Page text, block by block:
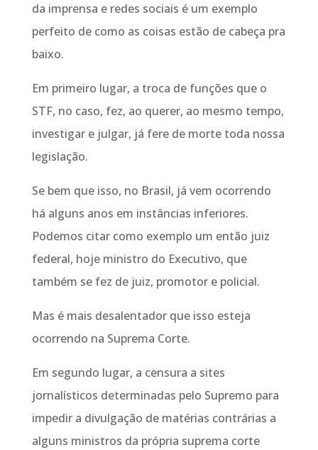
da imprensa e redes sociais é um exemplo
perfeito de como as coisas estão de cabeça pra
baixo.
Em primeiro lugar, a troca de funções que o
STF, no caso, fez, ao querer, ao mesmo tempo,
investigar e julgar, já fere de morte toda nossa
legislação.
Se bem que isso, no Brasil, já vem ocorrendo
há alguns anos em instâncias inferiores.
Podemos citar como exemplo um então juiz
federal, hoje ministro do Executivo, que
também se fez de juiz, promotor e policial.
Mas é mais desalentador que isso esteja
ocorrendo na Suprema Corte.
Em segundo lugar, a censura a sites
jornalísticos determinadas pelo Supremo para
impedir a divulgação de matérias contrárias a
alguns ministros da própria suprema corte